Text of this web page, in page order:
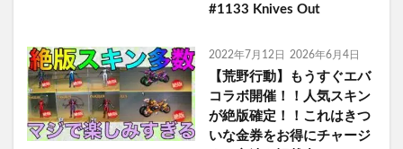
#1133 Knives Out
2022年7月12日 2026年6月4日
【荒野行動】もうすぐエバ
コラボ開催！！人気スキン
が絶版確定！！これはきつ
いな金券をお得にチャージ